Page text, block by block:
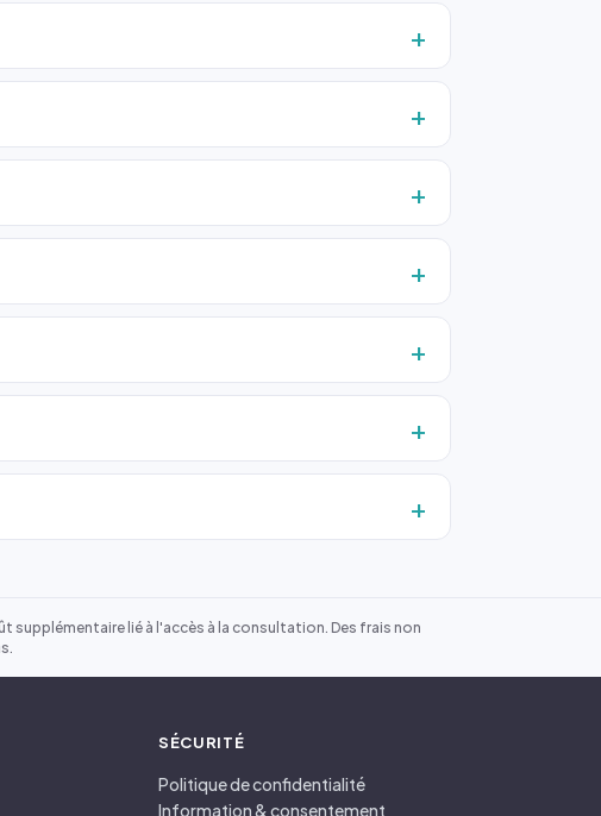
supplémentaire lié à l'accès à la consultation. Des frais non
SÉCURITÉ
Politique de confidentialité
Information & consentement